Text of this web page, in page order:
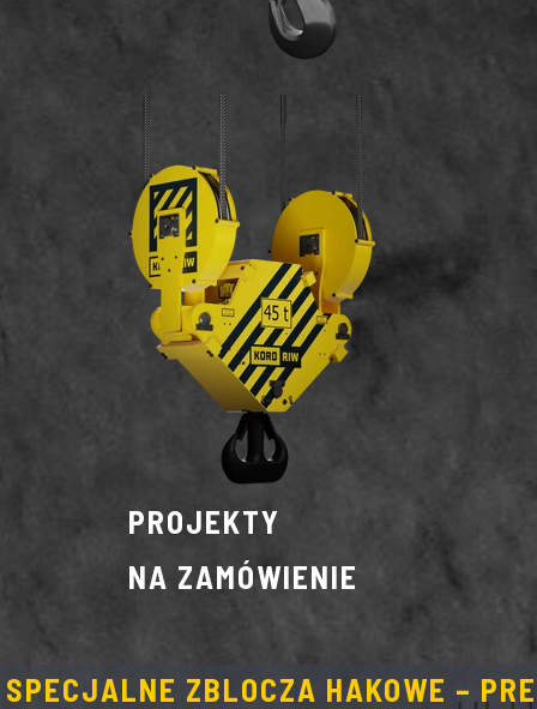
PROJEKTY
NA ZAMÓWIENIE
SPECJALNE ZBLOCZA HAKOWE –